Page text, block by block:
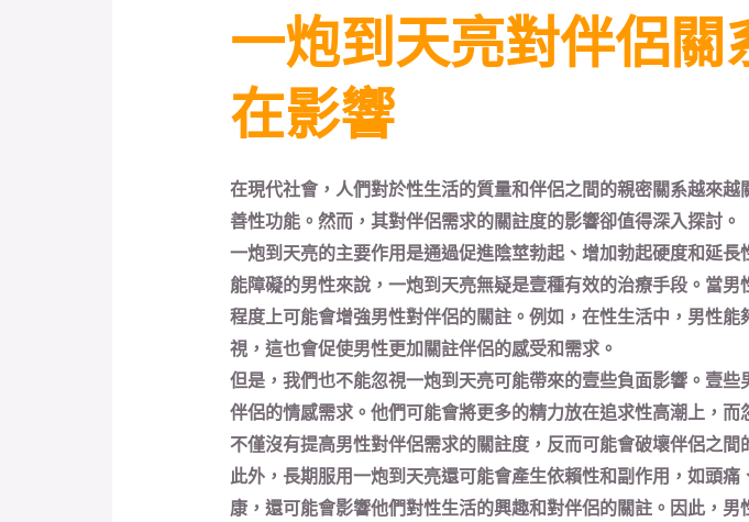
一炮到天亮對伴侶
在影響
在現代社會，人們對於性生活的質量和伴侶之間的親密關系越來
善性功能。然而，其對伴侶需求的關註度的影響卻值得深入探討。
一炮到天亮的主要作用是通過促進陰莖勃起、增加勃起硬度和延
能障礙的男性來說，一炮到天亮無疑是壹種有效的治療手段。當
程度上可能會增強男性對伴侶的關註。例如，在性生活中，男性
視，這也會促使男性更加關註伴侶的感受和需求。
但是，我們也不能忽視一炮到天亮可能帶來的壹些負面影響。壹
伴侶的情感需求。他們可能會將更多的精力放在追求性高潮上，
不僅沒有提高男性對伴侶需求的關註度，反而可能會破壞伴侶之間
此外，長期服用一炮到天亮還可能會產生依賴性和副作用，如頭
康，還可能會影響他們對性生活的興趣和對伴侶的關註。因此，